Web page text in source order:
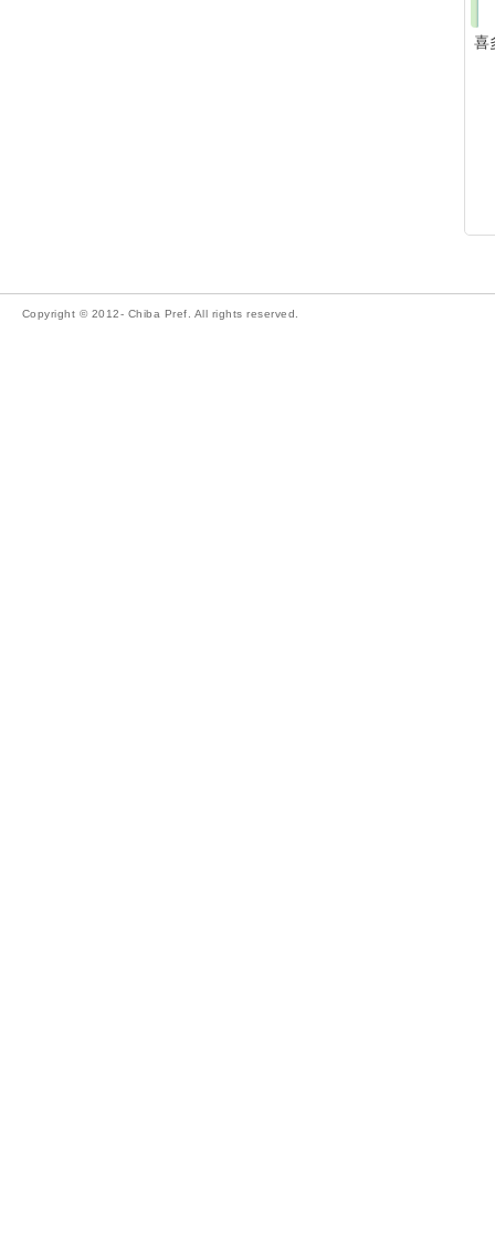
喜
Copyright © 2012- Chiba Pref. All rights reserved.